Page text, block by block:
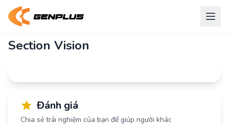
Section Vision
Đánh giá
Chia sẻ trải nghiệm của bạn để giúp người khác